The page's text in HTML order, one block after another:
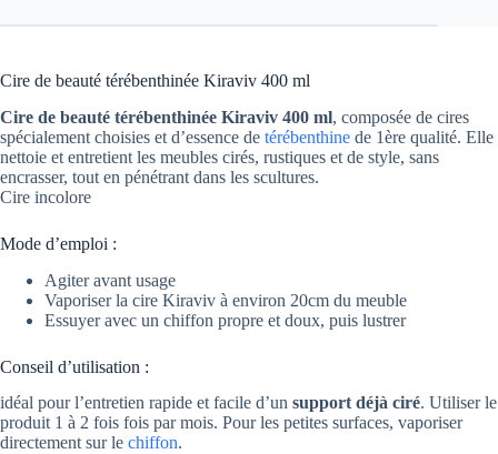
Cire de beauté térébenthinée Kiraviv 400 ml
Cire de beauté térébenthinée Kiraviv 400 ml, composée de cires
spécialement choisies et d’essence de térébenthine de 1ère qualité. Elle
nettoie et entretient les meubles cirés, rustiques et de style, sans
encrasser, tout en pénétrant dans les scultures.
Cire incolore
Mode d’emploi :
Agiter avant usage
Vaporiser la cire Kiraviv à environ 20cm du meuble
Essuyer avec un chiffon propre et doux, puis lustrer
Conseil d’utilisation :
idéal pour l’entretien rapide et facile d’un support déjà ciré. Utiliser le
produit 1 à 2 fois fois par mois. Pour les petites surfaces, vaporiser
directement sur le chiffon.